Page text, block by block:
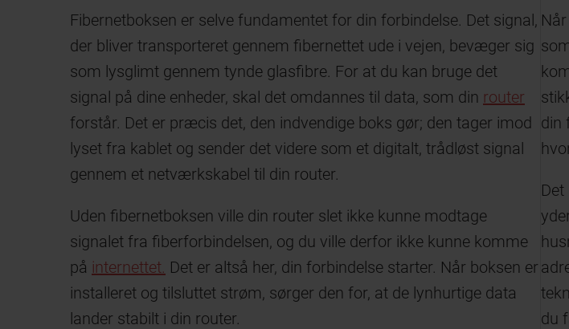
Fibernetboksen er selve fundamentet for din forbindelse. Det signal,
der bliver transporteret gennem fibernettet ude i vejen, bevæger sig
som lysglimt gennem tynde glasfibre. For at du kan bruge det
signal på dine enheder, skal det omdannes til data, som din router
forstår. Det er præcis det, den indvendige boks gør; den tager imod
lyset fra kablet og sender det videre som et digitalt, trådløst signal
gennem et netværkskabel til din router.
Uden fibernetboksen ville din router slet ikke kunne modtage
signalet fra fiberforbindelsen, og du ville derfor ikke kunne komme
på internettet. Det er altså her, din forbindelse starter. Når boksen er
installeret og tilsluttet strøm, sørger den for, at de lynhurtige data
lander stabilt i din router.
din
du